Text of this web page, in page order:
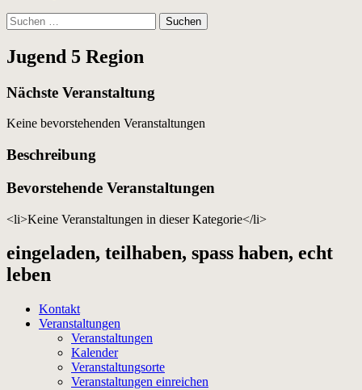
Suchen
nach:
Jugend 5 Region
Nächste Veranstaltung
Keine bevorstehenden Veranstaltungen
Beschreibung
Bevorstehende Veranstaltungen
<li>Keine Veranstaltungen in dieser Kategorie</li>
eingeladen, teilhaben, spass haben, echt
leben
Kontakt
Veranstaltungen
Veranstaltungen
Kalender
Veranstaltungsorte
Veranstaltungen einreichen